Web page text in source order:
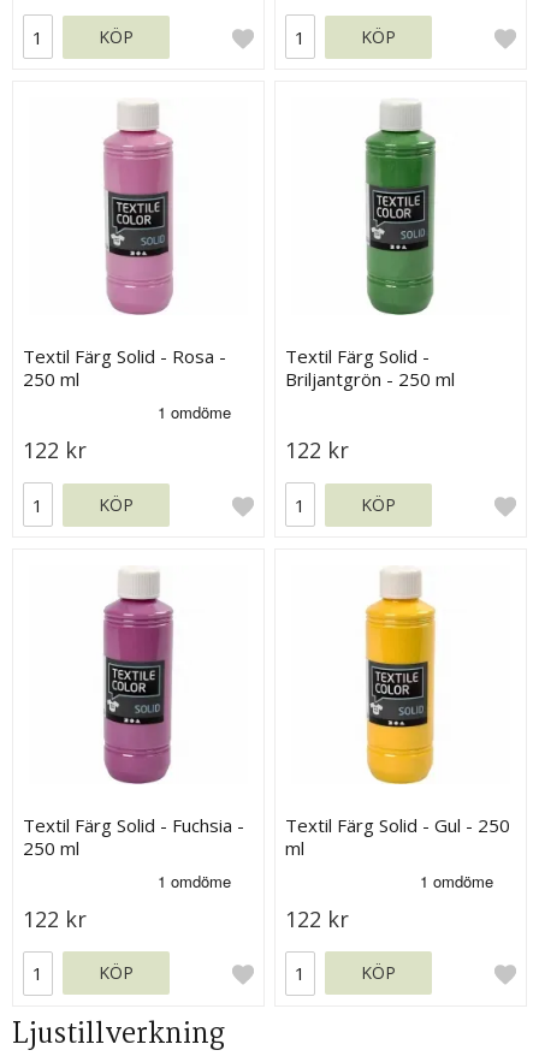
KÖP KÖP
Textil Färg Solid - Rosa -
250 ml
122 kr
KÖP
Textil Färg Solid -
Briljantgrön - 250 ml
122 kr
KÖP
Textil Färg Solid - Fuchsia -
250 ml
122 kr
KÖP
Textil Färg Solid - Gul - 250
ml
122 kr
KÖP
Ljustillverkning